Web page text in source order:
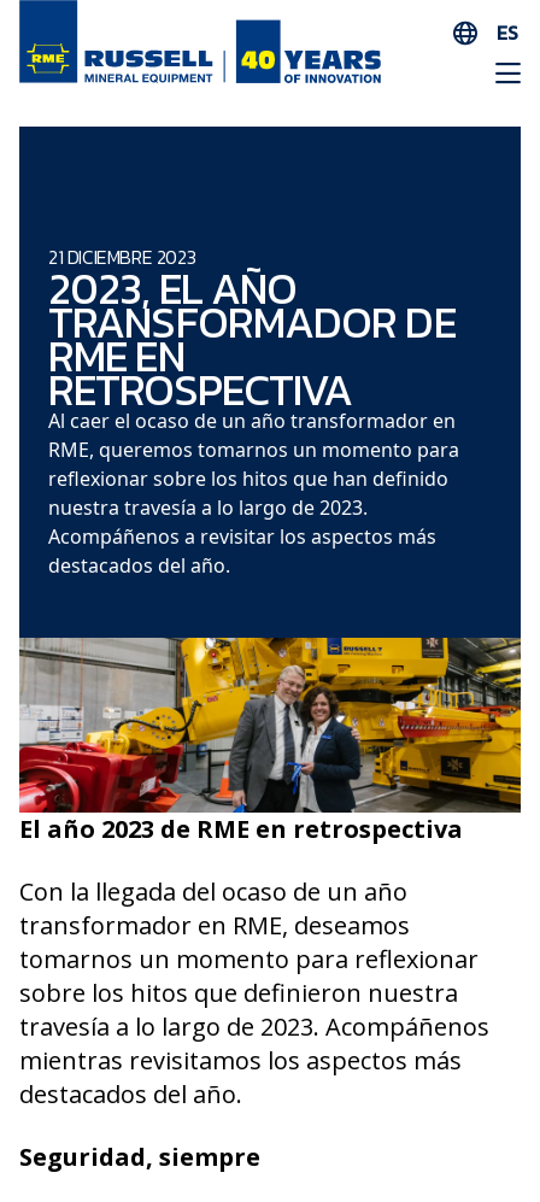
ES
EN
AR
21 DICIEMBRE 2023
2023, EL AÑO
TRANSFORMADOR DE
RME EN
RETROSPECTIVA
Al caer el ocaso de un año transformador en
RME, queremos tomarnos un momento para
reflexionar sobre los hitos que han definido
nuestra travesía a lo largo de 2023.
Acompáñenos a revisitar los aspectos más
destacados del año.
El año 2023 de RME en retrospectiva
Con la llegada del ocaso de un año
transformador en RME, deseamos
tomarnos un momento para reflexionar
sobre los hitos que definieron nuestra
travesía a lo largo de 2023. Acompáñenos
mientras revisitamos los aspectos más
destacados del año.
Seguridad, siempre